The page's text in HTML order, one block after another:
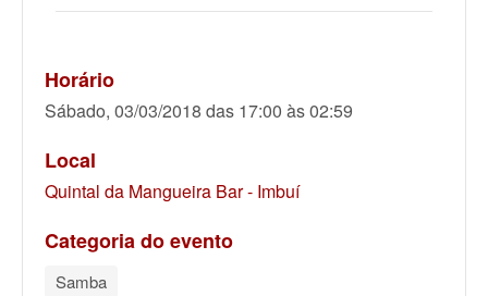
Horário
Sábado, 03/03/2018 das 17:00 às 02:59
Local
Quintal da Mangueira Bar - Imbuí
Categoria do evento
Samba